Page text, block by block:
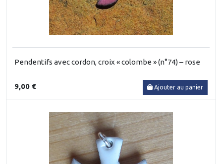
Pendentifs avec cordon, croix « colombe » (n°74) – rose
9,00 € Ajouter au panier